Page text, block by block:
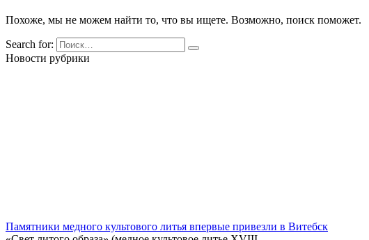
Похоже, мы не можем найти то, что вы ищете. Возможно, поиск поможет.
Search for:
Новости рубрики
Памятники медного культового литья впервые привезли в Витебск